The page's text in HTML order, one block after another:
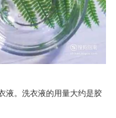
液。洗衣液的用量大约是胶